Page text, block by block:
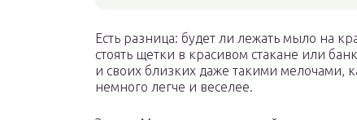
Есть разница: будет ли лежать мыло на
стоять щетки в красивом стакане или
и своих близких даже такими мелочами,
немного легче и веселее.